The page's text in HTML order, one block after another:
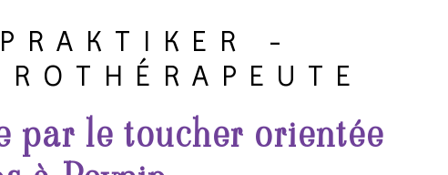
-
par le toucher orientée